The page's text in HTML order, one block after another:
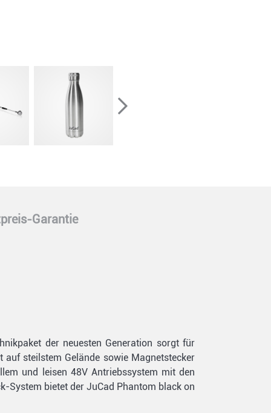
Garantie
der neuesten Generation sorgt für
steilstem Gelände sowie Magnetstecker
und leisen 48V Antriebssystem mit den
System bietet der JuCad Phantom black on